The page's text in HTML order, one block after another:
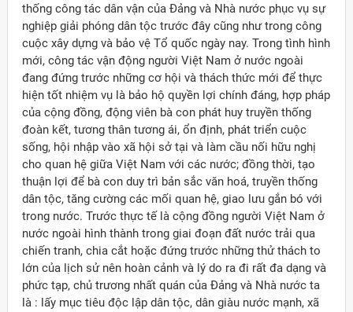
thống công tác dân vận của Đảng và Nhà nước phục vụ sự
nghiệp giải phóng dân tộc trước đây cũng như trong công
cuộc xây dựng và bảo vệ Tổ quốc ngày nay. Trong tình hình
mới, công tác vận động người Việt Nam ở nước ngoài
đang đứng trước những cơ hội và thách thức mới để thực
hiện tốt nhiệm vụ là bảo hộ quyền lợi chính đáng, hợp pháp
của cộng đồng, động viên bà con phát huy truyền thống
đoàn kết, tương thân tương ái, ổn định, phát triển cuộc
sống, hội nhập vào xã hội sở tại và làm cầu nối hữu nghị
cho quan hệ giữa Việt Nam với các nước; đồng thời, tạo
thuận lợi để bà con duy trì bản sắc văn hoá, truyền thống
dân tộc, tăng cường các mối quan hệ, giao lưu gắn bó với
trong nước. Trước thực tế là cộng đồng người Việt Nam ở
nước ngoài hình thành trong giai đoạn đất nước trải qua
chiến tranh, chia cắt hoặc đứng trước những thử thách to
lớn của lịch sử nên hoàn cảnh và lý do ra đi rất đa dạng và
phức tạp, chủ trương nhất quán của Đảng và Nhà nước ta
là : lấy mục tiêu độc lập dân tộc, dân giàu nước mạnh, xã